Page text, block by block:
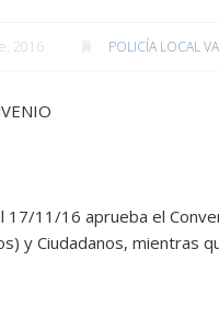
2016 POLICÍA LOCAL
17/11/16 aprueba el
y Ciudadanos, mientras